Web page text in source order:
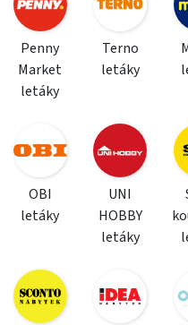
Penny
Market
letáky
Terno
letáky
OBI
letáky
UNI
HOBBY
letáky